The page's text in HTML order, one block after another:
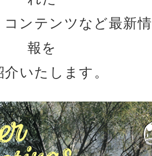
コンテンツなど最新情
報を
介いたします。